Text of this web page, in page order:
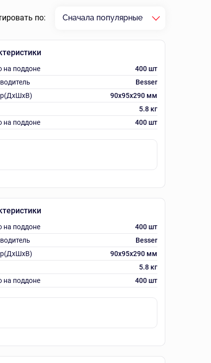
по: Сначала популярные
на поддоне
400 шт
Besser
90х95х290 мм
5.8 кг
на поддоне
400 шт
на поддоне
400 шт
Besser
90х95х290 мм
5.8 кг
на поддоне
400 шт